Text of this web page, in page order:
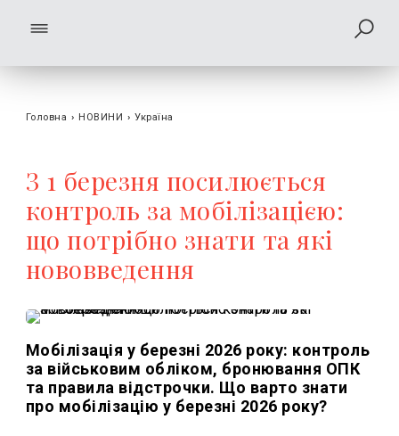
Головна › НОВИНИ › Україна
З 1 березня посилюється
контроль за мобілізацією:
що потрібно знати та які
нововведення
Мобілізація у березні 2026 року: контроль
за військовим обліком, бронювання ОПК
та правила відстрочки. Що варто знати
про мобілізацію у березні 2026 року?